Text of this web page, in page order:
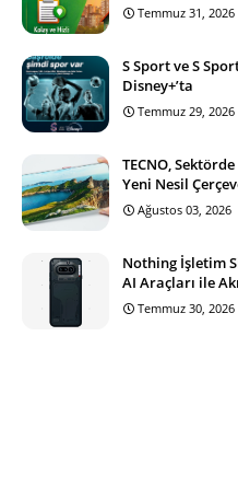
Temmuz 31, 2026
S Sport ve S
Disney+’ta
Temmuz 29, 2026
TECNO,
Yeni Nesil
Ağustos 03, 2026
Nothing İşletim
AI Araçları ile
Temmuz 30, 2026